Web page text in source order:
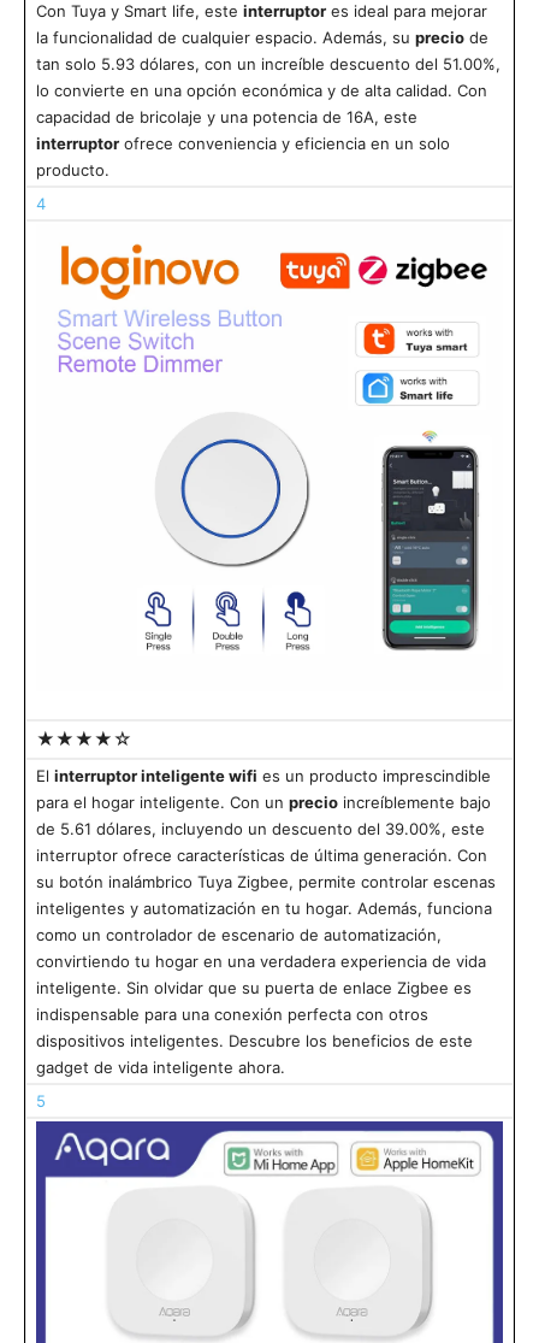
Con Tuya y Smart life, este interruptor es ideal para mejorar
la funcionalidad de cualquier espacio. Además, su precio de
tan solo 5.93 dólares, con un increíble descuento del 51.00%,
lo convierte en una opción económica y de alta calidad. Con
capacidad de bricolaje y una potencia de 16A, este
interruptor ofrece conveniencia y eficiencia en un solo
producto.
4
★★★★☆
El interruptor inteligente wifi es un producto imprescindible
para el hogar inteligente. Con un precio increíblemente bajo
de 5.61 dólares, incluyendo un descuento del 39.00%, este
interruptor ofrece características de última generación. Con
su botón inalámbrico Tuya Zigbee, permite controlar escenas
inteligentes y automatización en tu hogar. Además, funciona
como un controlador de escenario de automatización,
convirtiendo tu hogar en una verdadera experiencia de vida
inteligente. Sin olvidar que su puerta de enlace Zigbee es
indispensable para una conexión perfecta con otros
dispositivos inteligentes. Descubre los beneficios de este
gadget de vida inteligente ahora.
5